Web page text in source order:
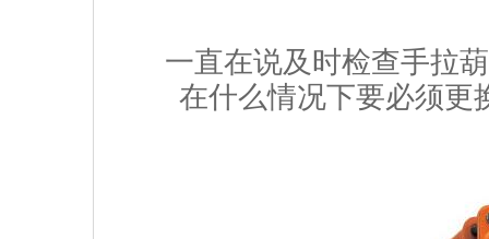
一直在说及时检查手拉
在什么情况下要必须更